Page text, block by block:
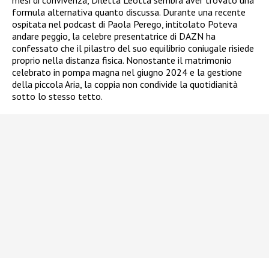
formula alternativa quanto discussa. Durante una recente
ospitata nel podcast di Paola Perego, intitolato Poteva
andare peggio, la celebre presentatrice di DAZN ha
confessato che il pilastro del suo equilibrio coniugale risiede
proprio nella distanza fisica. Nonostante il matrimonio
celebrato in pompa magna nel giugno 2024 e la gestione
della piccola Aria, la coppia non condivide la quotidianità
sotto lo stesso tetto.